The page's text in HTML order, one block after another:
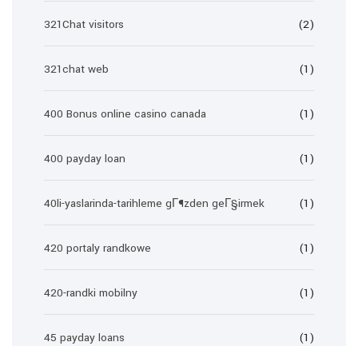
321Chat visitors (2)
321chat web (1)
400 Bonus online casino canada (1)
400 payday loan (1)
40li-yaslarinda-tarihleme gГ¶zden geГ§irmek (1)
420 portaly randkowe (1)
420-randki mobilny (1)
45 payday loans (1)